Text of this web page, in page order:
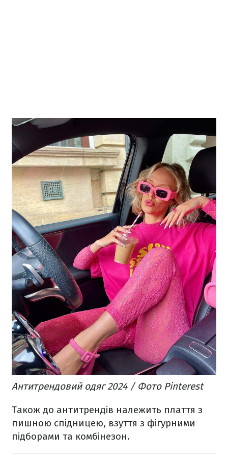
Антитрендовий одяг 2024 / Фото Pinterest
Також до антитрендів належить плаття з
пишною спідницею, взуття з фігурними
підборами та комбінезон.